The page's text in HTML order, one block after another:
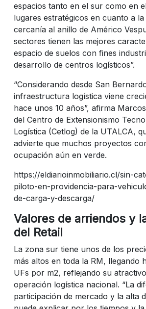
espacios tanto en el sur como en
lugares estratégicos en cuanto a la
cercanía al anillo de Américo
sectores tienen las mejores
espacio de suelos con fines
desarrollo de centros logísticos”.
“Considerando desde San
infraestructura logística viene
hace unos 10 años”, afirma
del Centro de Extensionismo
Logística (Cetlog) de la UTALCA,
advierte que muchos proyectos
ocupación aún en verde.
https://eldiarioinmobiliario.cl/sin-
piloto-en-providencia-para-
de-carga-y-descarga/
Valores de arriendos y
del Retail
La zona sur tiene unos de los
más altos en toda la RM, llegando
UFs por m2, reflejando su
operación logística nacional. “La
participación de mercado y la alta